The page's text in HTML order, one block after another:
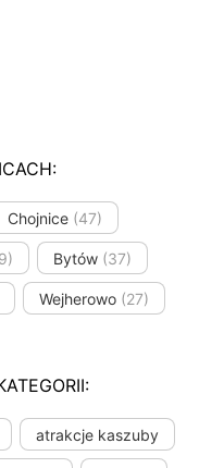
Chojnice (47)
Bytów (37)
Wejherowo (27)
atrakcje kaszuby